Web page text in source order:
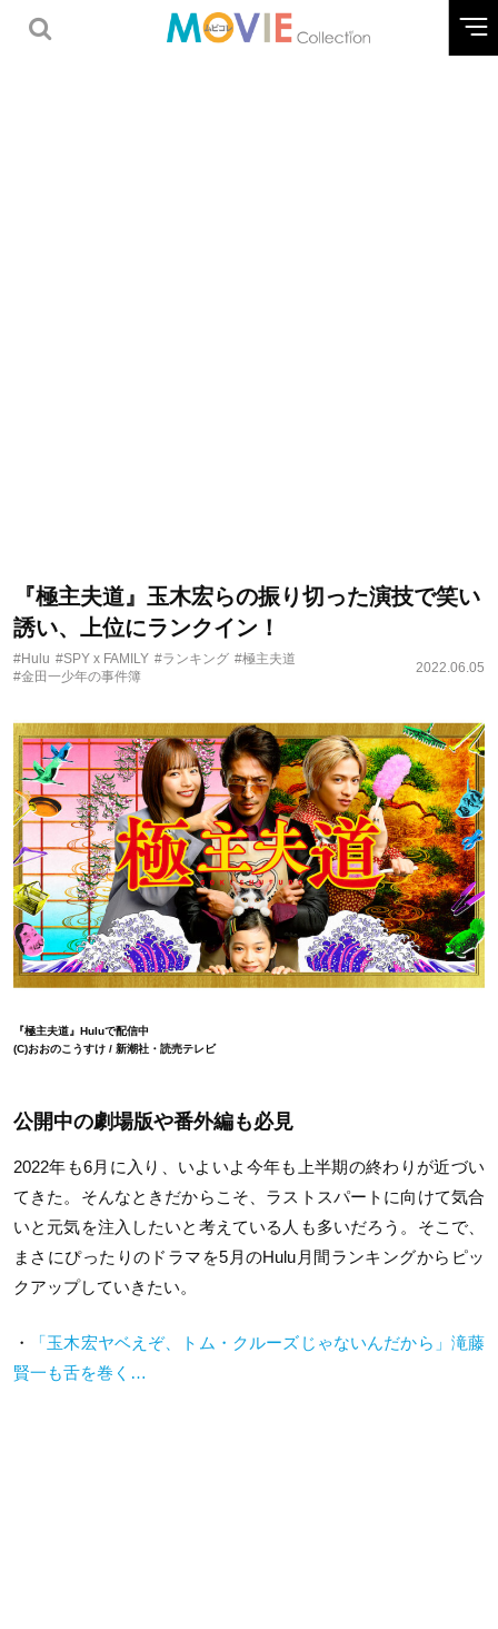
『極主夫道』玉木宏らの振り切った演技で笑い
誘い、上位にランクイン！
#Hulu #SPY x FAMILY #ランキング #極主夫道
#金田一少年の事件簿
2022.06.05
『極主夫道』Huluで配信中
(C)おおのこうすけ / 新潮社・読売テレビ
公開中の劇場版や番外編も必見
2022年も6月に入り、いよいよ今年も上半期の終わりが近づい
てきた。そんなときだからこそ、ラストスパートに向けて気合
いと元気を注入したいと考えている人も多いだろう。そこで、
まさにぴったりのドラマを5月のHulu月間ランキングからピッ
クアップしていきたい。
・
「玉木宏ヤベえぞ、トム・クルーズじゃないんだから」滝藤
賢一も舌を巻く…